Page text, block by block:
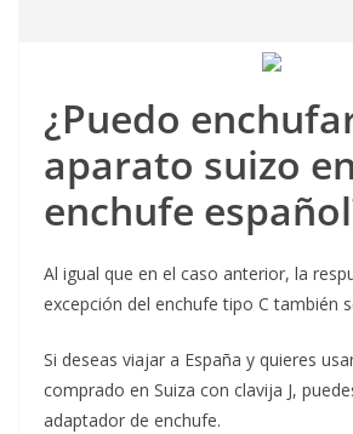
¿Puedo
aparato suizo
enchufe
Al igual que en el caso anterior, la
excepción del enchufe tipo C también
Si deseas viajar a España y quieres
comprado en Suiza con clavija J,
adaptador de enchufe.